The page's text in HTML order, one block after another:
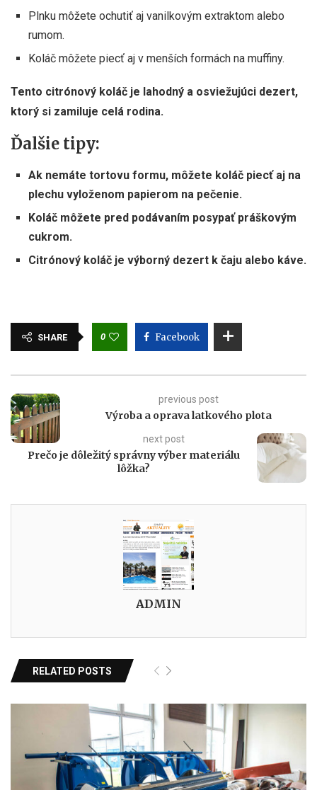
Plnku môžete ochutiť aj vanilkovým extraktom alebo
rumom.
Koláč môžete piecť aj v menších formách na muffiny.
Tento citrónový koláč je lahodný a osviežujúci dezert,
ktorý si zamiluje celá rodina.
Ďalšie tipy:
Ak nemáte tortovu formu, môžete koláč piecť aj na
plechu vyloženom papierom na pečenie.
Koláč môžete pred podávaním posypať práškovým
cukrom.
Citrónový koláč je výborný dezert k čaju alebo káve.
SHARE 0 Facebook
previous post
Výroba a oprava latkového plota
next post
Prečo je dôležitý správny výber materiálu
lôžka?
ADMIN
RELATED POSTS